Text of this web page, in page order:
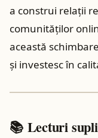
a construi relații
comunităților
această
și investesc în
📚 Lecturi